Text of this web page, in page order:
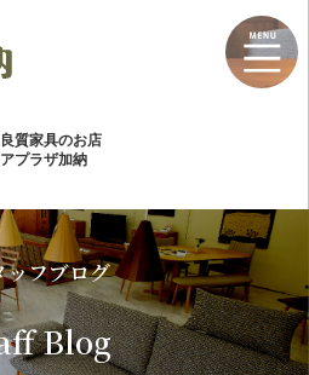
良質家具のお店
プラザ加納
ッフブログ
Blog